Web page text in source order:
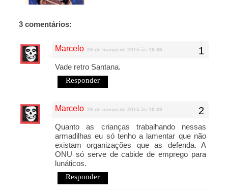
3 comentários:
Marcelo 28 de março de 2015 às 19:36
Vade retro Santana.
Responder
Marcelo 28 de março de 2015 às 19:39
Quanto as crianças trabalhando nessas
armadilhas eu só tenho a lamentar que não
existam organizações que as defenda. A
ONU só serve de cabide de emprego para
lunáticos.
Responder